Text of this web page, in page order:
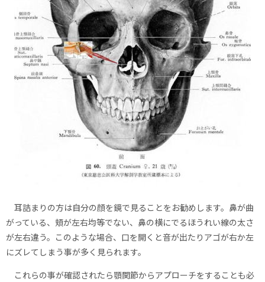
耳詰まりの方は自分の顔を鏡で見ることをお勧めします。鼻が曲
がっている、頬が左右均等でない、鼻の横にでるほうれい線の太さ
が左右違う。このような場合、口を開くと音が出たりアゴが右か左
にズレてしまう事が多く見られます。
これらの事が確認されたら顎関節からアプローチをすることも必